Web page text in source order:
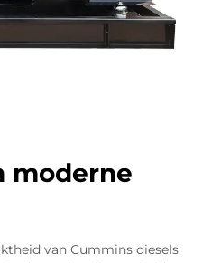
moderne
van Cummins diesels